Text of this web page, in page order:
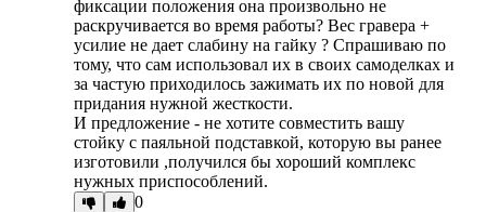
фиксации положения она произвольно не
раскручивается во время работы? Вес гравера +
усилие не дает слабину на гайку ? Спрашиваю по
тому, что сам использовал их в своих самоделках и
за частую приходилось зажимать их по новой для
придания нужной жесткости.
И предложение - не хотите совместить вашу
стойку с паяльной подставкой, которую вы ранее
изготовили ,получился бы хороший комплекс
нужных приспособлений.
0